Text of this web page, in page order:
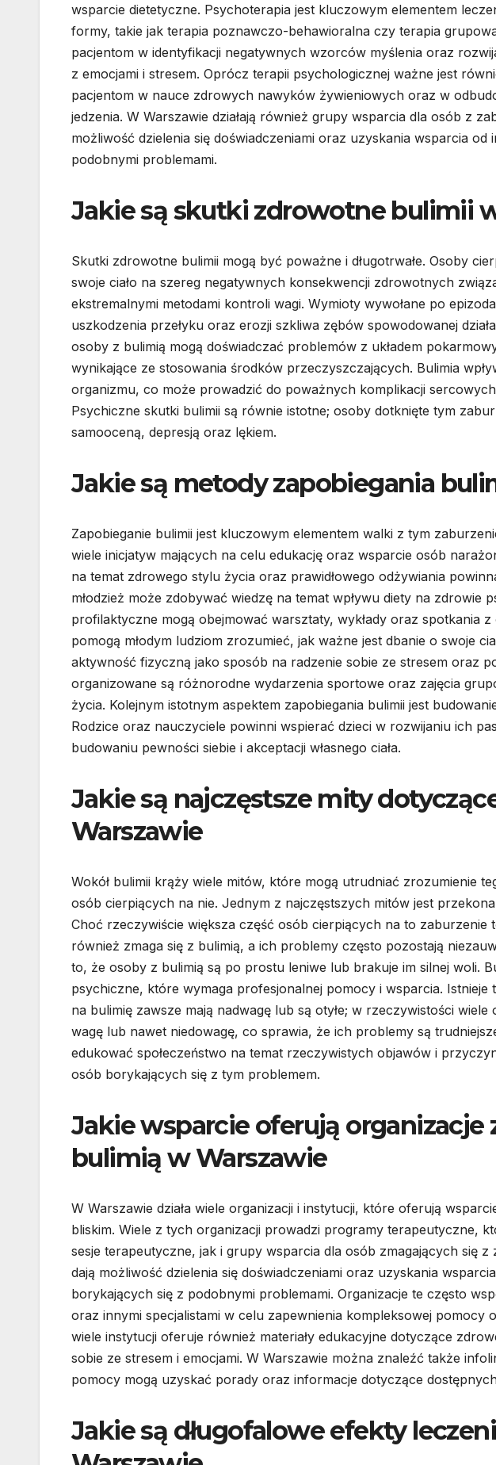
wsparcie dietetyczne. Psychoterapia jest kluczowym elementem
formy, takie jak terapia poznawczo-behawioralna czy terapia
pacjentom w identyfikacji negatywnych wzorców myślenia oraz
z emocjami i stresem. Oprócz terapii psychologicznej ważne jest
pacjentom w nauce zdrowych nawyków żywieniowych oraz w
jedzenia. W Warszawie działają również grupy wsparcia dla osób z
możliwość dzielenia się doświadczeniami oraz uzyskania wsparcia
podobnymi problemami.
Jakie są skutki zdrowotne bulimii
Skutki zdrowotne bulimii mogą być poważne i długotrwałe. Osoby
swoje ciało na szereg negatywnych konsekwencji zdrowotnych
ekstremalnymi metodami kontroli wagi. Wymioty wywołane po
uszkodzenia przełyku oraz erozji szkliwa zębów spowodowanej
osoby z bulimią mogą doświadczać problemów z układem
wynikające ze stosowania środków przeczyszczających. Bulimia
organizmu, co może prowadzić do poważnych komplikacji
Psychiczne skutki bulimii są równie istotne; osoby dotknięte tym
samooceną, depresją oraz lękiem.
Jakie są metody zapobiegania
Zapobieganie bulimii jest kluczowym elementem walki z tym
wiele inicjatyw mających na celu edukację oraz wsparcie osób
na temat zdrowego stylu życia oraz prawidłowego odżywiania
młodzież może zdobywać wiedzę na temat wpływu diety na zdrowie
profilaktyczne mogą obejmować warsztaty, wykłady oraz spotkania
pomogą młodym ludziom zrozumieć, jak ważne jest dbanie o swoje
aktywność fizyczną jako sposób na radzenie sobie ze stresem oraz
organizowane są różnorodne wydarzenia sportowe oraz zajęcia
życia. Kolejnym istotnym aspektem zapobiegania bulimii jest
Rodzice oraz nauczyciele powinni wspierać dzieci w rozwijaniu ich
budowaniu pewności siebie i akceptacji własnego ciała.
Jakie są najczęstsze mity
Warszawie
Wokół bulimii krąży wiele mitów, które mogą utrudniać zrozumienie
osób cierpiących na nie. Jednym z najczęstszych mitów jest
Choć rzeczywiście większa część osób cierpiących na to zaburzenie
również zmaga się z bulimią, a ich problemy często pozostają
to, że osoby z bulimią są po prostu leniwe lub brakuje im silnej woli.
psychiczne, które wymaga profesjonalnej pomocy i wsparcia.
na bulimię zawsze mają nadwagę lub są otyłe; w rzeczywistości
wagę lub nawet niedowagę, co sprawia, że ich problemy są
edukować społeczeństwo na temat rzeczywistych objawów i
osób borykających się z tym problemem.
Jakie wsparcie oferują organizacje
bulimią w Warszawie
W Warszawie działa wiele organizacji i instytucji, które oferują
bliskim. Wiele z tych organizacji prowadzi programy terapeutyczne,
sesje terapeutyczne, jak i grupy wsparcia dla osób zmagających się
dają możliwość dzielenia się doświadczeniami oraz uzyskania
borykających się z podobnymi problemami. Organizacje te często
oraz innymi specjalistami w celu zapewnienia kompleksowej pomocy
wiele instytucji oferuje również materiały edukacyjne dotyczące
sobie ze stresem i emocjami. W Warszawie można znaleźć także
pomocy mogą uzyskać porady oraz informacje dotyczące
Jakie są długofalowe efekty